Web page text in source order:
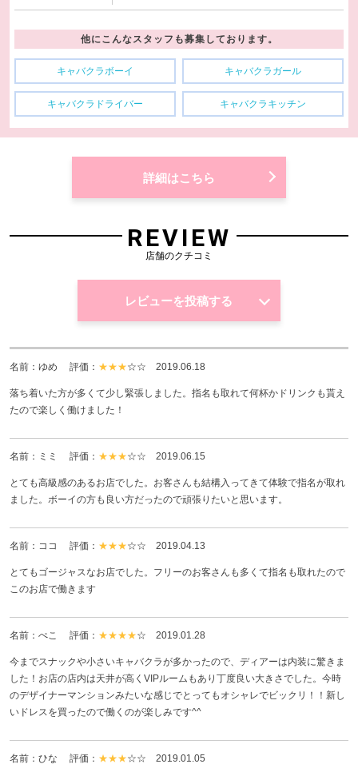
他にこんなスタッフも募集しております。
キャバクラボーイ キャバクラガール
キャバクラドライバー キャバクラキッチン
詳細はこちら
REVIEW
店舗のクチコミ
レビューを投稿する
名前：ゆめ 評価： ★★★☆☆ 2019.06.18
落ち着いた方が多くて少し緊張しました。指名も取れて何杯かドリンクも貰え
たので楽しく働けました！
名前：ミミ 評価： ★★★☆☆ 2019.06.15
とても高級感のあるお店でした。お客さんも結構入ってきて体験で指名が取れ
ました。ボーイの方も良い方だったので頑張りたいと思います。
名前：ココ 評価： ★★★☆☆ 2019.04.13
とてもゴージャスなお店でした。フリーのお客さんも多くて指名も取れたので
このお店で働きます
名前：ぺこ 評価： ★★★★☆ 2019.01.28
今までスナックや小さいキャバクラが多かったので、ディアーは内装に驚きま
した！お店の店内は天井が高くVIPルームもあり丁度良い大きさでした。今時
のデザイナーマンションみたいな感じでとってもオシャレでビックリ！！新し
いドレスを買ったので働くのが楽しみです^^
名前：ひな 評価： ★★★☆☆ 2019.01.05